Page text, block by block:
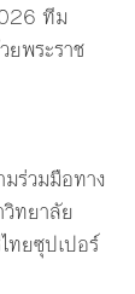
ทีม
พระราช
ร่วมมือทาง
วิทยาลัย
ทยซุปเปอร์